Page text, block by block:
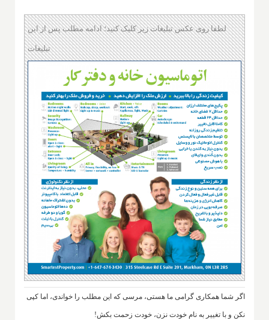
لطفا روی عکس تبلیغات زیر کلیک کنید؛ ادامه مطلب پس از این
تبلیغات
اگر شما همکاری گرامی ما هستی، مرسی که این مطلب را خواندی، اما کپی
نکن و با تغییر به نام خودت نزن، خودت زحمت بکش!